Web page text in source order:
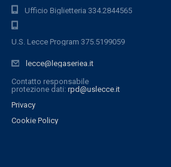
Ufficio Biglietteria 334.2844565
U.S. Lecce Program 375.5199059
lecce@legaseriea.it
Contatto responsabile
protezione dati: rpd@uslecce.it
Privacy
Cookie Policy